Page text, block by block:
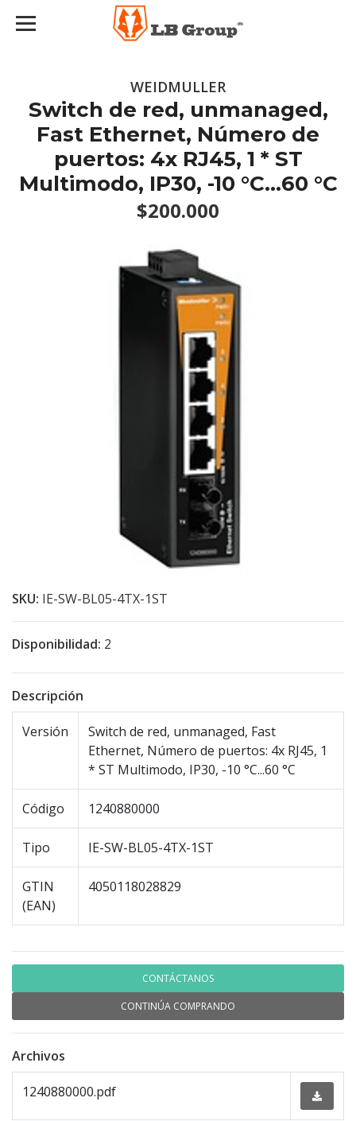
WEIDMULLER
Switch de red, unmanaged,
Fast Ethernet, Número de
puertos: 4x RJ45, 1 * ST
Multimodo, IP30, -10 °C...60 °C
$200.000
SKU: IE-SW-BL05-4TX-1ST
Disponibilidad: 2
Descripción
Versión
Switch de red, unmanaged, Fast
Ethernet, Número de puertos: 4x RJ45, 1
* ST Multimodo, IP30, -10 °C...60 °C
Código 1240880000
Tipo IE-SW-BL05-4TX-1ST
GTIN
(EAN)
4050118028829
CONTÁCTANOS
CONTINÚA COMPRANDO
Archivos
1240880000.pdf